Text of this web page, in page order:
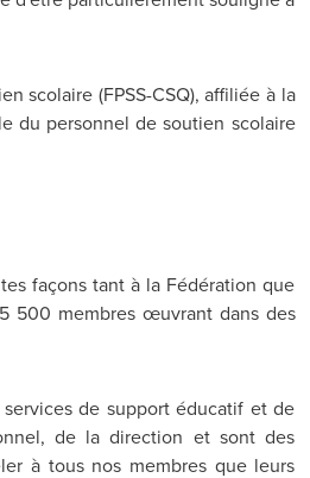
scolaire (FPSS-CSQ), affiliée à la
du personnel de soutien scolaire
façons tant à la Fédération que
500 membres œuvrant dans des
de support éducatif et de
de la direction et sont des
à tous nos membres que leurs